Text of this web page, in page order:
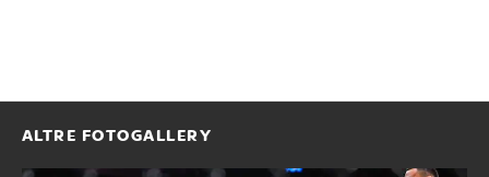
ALTRE FOTOGALLERY